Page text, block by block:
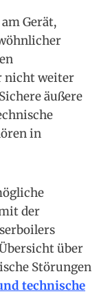
Gerät,
nicht weiter
äußere
in
der
über
Störungen
technische